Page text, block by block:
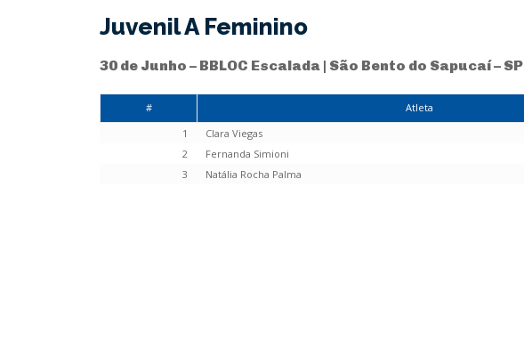
Juvenil A Feminino
30 de Junho – BBLOC Escalada | São Bento do Sapucaí – SP
# Atleta
1
Clara Viegas
2
Fernanda Simioni
3
Natália Rocha Palma